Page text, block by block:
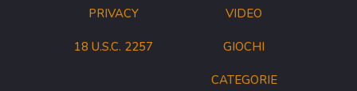
PRIVACY
18 U.S.C. 2257
VIDEO
GIOCHI
CATEGORIE